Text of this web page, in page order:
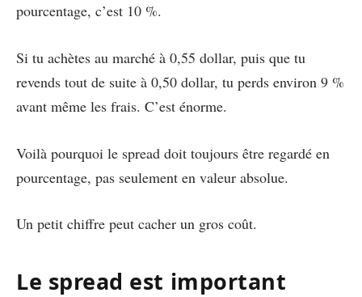
pourcentage, c’est 10 %.
Si tu achètes au marché à 0,55 dollar, puis que tu
revends tout de suite à 0,50 dollar, tu perds environ 9 %
avant même les frais. C’est énorme.
Voilà pourquoi le spread doit toujours être regardé en
pourcentage, pas seulement en valeur absolue.
Un petit chiffre peut cacher un gros coût.
Le spread est important